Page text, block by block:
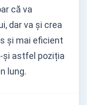
că va
dar va și crea
și mai eficient
și astfel poziția
lung.